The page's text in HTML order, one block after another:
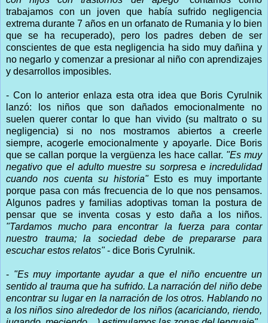
trabajamos con un joven que había sufrido negligencia
extrema durante 7 años en un orfanato de Rumania y lo bien
que se ha recuperado), pero los padres deben de ser
conscientes de que esta negligencia ha sido muy dañina y
no negarlo y comenzar a presionar al niño con aprendizajes
y desarrollos imposibles.
- Con lo anterior enlaza esta otra idea que Boris Cyrulnik
lanzó: los niños que son dañados emocionalmente no
suelen querer contar lo que han vivido (su maltrato o su
negligencia) si no nos mostramos abiertos a creerle
siempre, acogerle emocionalmente y apoyarle. Dice Boris
que se callan porque la vergüenza les hace callar. "Es muy
negativo que el adulto muestre su sorpresa e incredulidad
cuando nos cuenta su historia"Esto es muy importante
porque pasa con más frecuencia de lo que nos pensamos.
Algunos padres y familias adoptivas toman la postura de
pensar que se inventa cosas y esto daña a los niños.
"Tardamos mucho para encontrar la fuerza para contar
nuestro trauma; la sociedad debe de prepararse para
escuchar estos relatos"- dice Boris Cyrulnik.
- "Es muy importante ayudar a que el niño encuentre un
sentido al trauma que ha sufrido. La narración del niño debe
encontrar su lugar en la narración de los otros. Hablando no
a los niños sino alrededor de los niños (acariciando, riendo,